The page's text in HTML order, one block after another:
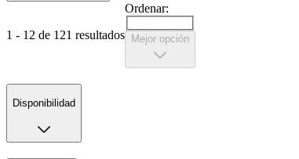
1 - 12 de 121 resultados
Ordenar:
Mejor opción
Disponibilidad